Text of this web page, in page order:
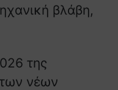
βλάβη,
της
των νέων